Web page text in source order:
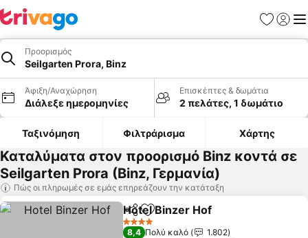
Προορισμός
Seilgarten Prora, Binz
Άφιξη/Αναχώρηση
Διάλεξε ημερομηνίες
Επισκέπτες & δωμάτια
2 πελάτες, 1 δωμάτιο
Ταξινόμηση Φιλτράρισμα Χάρτης
Καταλύματα στον προορισμό Binz κοντά σε
Seilgarten Prora (Binz, Γερμανία)
Πώς οι πληρωμές σε εμάς επηρεάζουν την κατάταξη
Κοινοποίηση
Προσθήκη στα αγαπημένα
Hotel Binzer Hof
4 Αστέρια
8,4 Πολύ καλό
1.802